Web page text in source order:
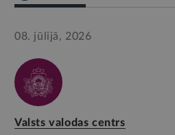
08. jūlijā, 2026
Valsts valodas centrs